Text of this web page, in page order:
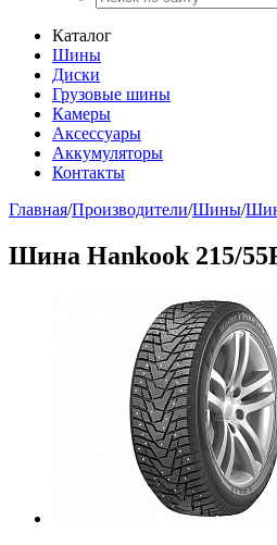
Каталог
Шины
Диски
Грузовые шины
Камеры
Аксессуары
Аккумуляторы
Контакты
Главная/Производители/Шины/
Шина Hankook 215/